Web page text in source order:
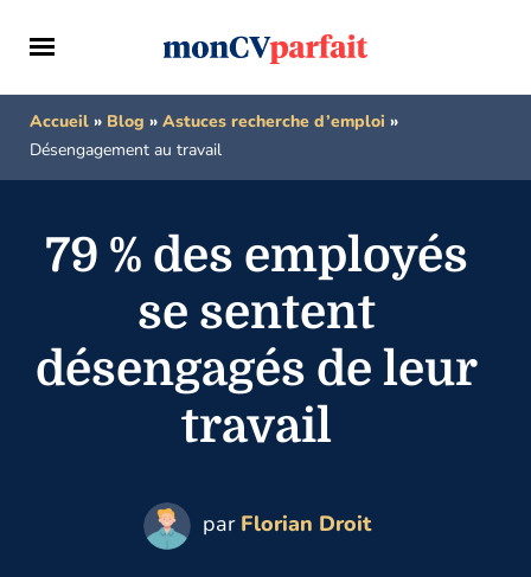
Accueil » Blog » Astuces recherche d’emploi »
Désengagement au travail
79 % des employés
se sentent
désengagés de leur
travail
par Florian Droit